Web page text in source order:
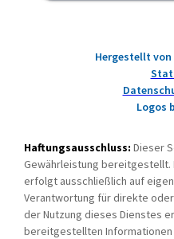
Hergestellt
Logos
Haftungsausschluss: Dieser
Gewährleistung bereitgestellt.
erfolgt ausschließlich auf
Verantwortung für direkte
der Nutzung dieses Dienstes
bereitgestellten